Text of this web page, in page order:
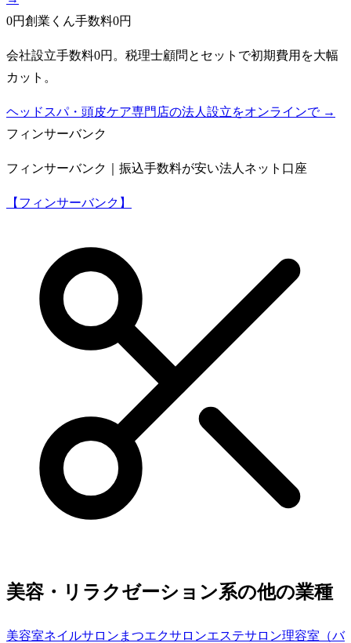
0円創業くん手数料0円
会社設立手数料0円。税理士顧問とセットで初期費用を大幅
カット。
ヘッドスパ・頭皮ケア専門店の法人設立をオンラインで →
フィンサーバンク
フィンサーバンク｜振込手数料が安い法人ネット口座
【フィンサーバンク】
美容・リラクゼーション系の他の業種
美容室ネイルサロン まつエクサロンエステサロン理容室（バ